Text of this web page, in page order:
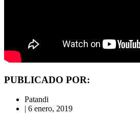
PUBLICADO POR:
Patandi
| 6 enero, 2019